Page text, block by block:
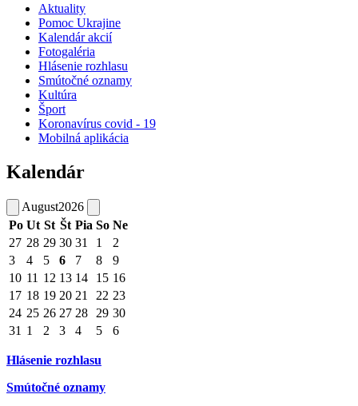
Aktuality
Pomoc Ukrajine
Kalendár akcií
Fotogaléria
Hlásenie rozhlasu
Smútočné oznamy
Kultúra
Šport
Koronavírus covid - 19
Mobilná aplikácia
Kalendár
August2026
Po Ut St Št Pia So Ne
27 28 29 30 31 1
2
3
4 5 6 7 8
9
10 11 12 13 14 15 16
17 18 19 20 21 22 23
24 25 26 27 28 29 30
31 1 2 3 4 5 6
Hlásenie rozhlasu
Smútočné oznamy